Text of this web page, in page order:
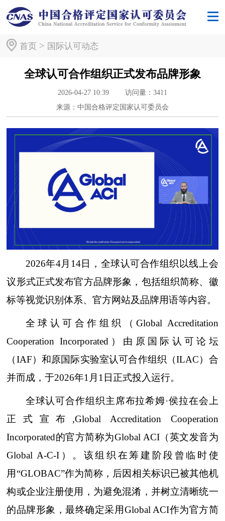
首页> 国际认可动态
全球认可合作组织正式发布品牌形象
2026-04-27 10:39
来源：中国合格评定国家认可委员会
访问量： 3411
2026年4月14日，全球认可合作组织以线上会
议形式正式发布官方品牌形象，包括组织简称、徽
标等视觉识别体系、官方网站及品牌用语等内容。
全球认可合作组织（Global Accreditation
Cooperation Incorporated）由原国际认可论坛
（IAF）和原国际实验室认可合作组织（ILAC）合
并而成，于2026年1月1日正式投入运行。
全球认可合作组织主席布拉希姆·侯拉在会上
正式宣布,Global Accreditation Cooperation
Incorporated的官方简称为Global ACI（英文发音为
Global A-C-I）。该组织在筹建阶段曾临时使
用“GLOBAC”作为简称，后因相关标识已被其他机
构或企业注册使用，为避免混淆，并树立清晰统一
的品牌形象，最终确定采用Global ACI作为官方简